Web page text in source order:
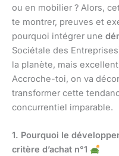
ou en mobilier ? Alors,
te montrer, preuves et
pourquoi intégrer une
Sociétale des
la planète, mais
Accroche-toi, on va
transformer cette
concurrentiel imparable.
1. Pourquoi le
critère d’achat n°1